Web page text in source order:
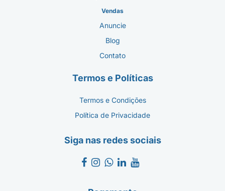
Vendas
Anuncie
Blog
Contato
Termos e Políticas
Termos e Condições
Política de Privacidade
Siga nas redes sociais